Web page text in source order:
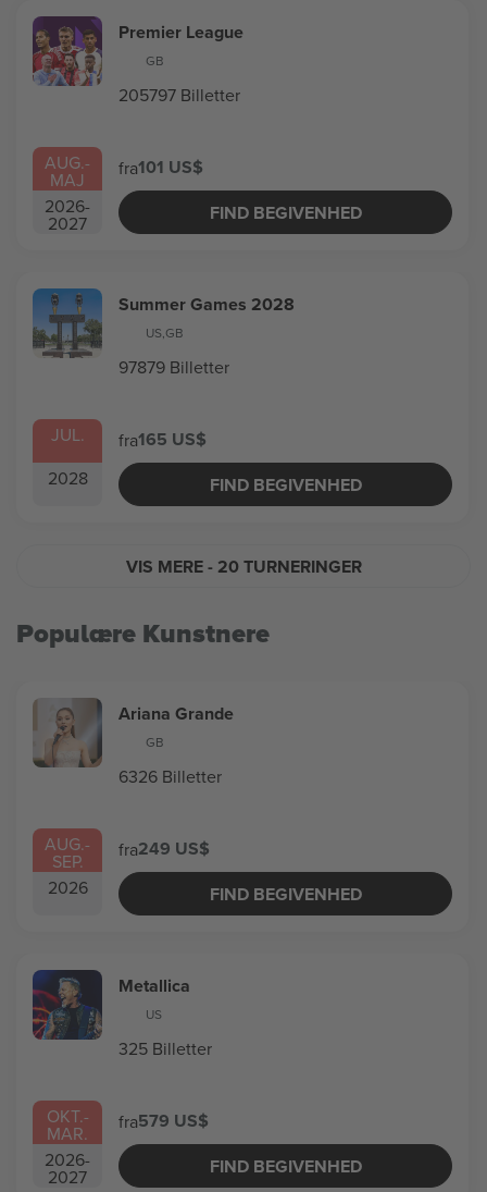
AUG.-
MAJ
2026-
2027
Premier League
GB
205797 Billetter
fra101 US$
FIND BEGIVENHED
JUL.
2028
Summer Games 2028
US,GB
97879 Billetter
fra165 US$
FIND BEGIVENHED
VIS MERE- 20 TURNERINGER
Populære Kunstnere
AUG.-
SEP.
2026
Ariana Grande
GB
6326 Billetter
fra249 US$
FIND BEGIVENHED
OKT.-
MAR.
2026-
2027
Metallica
US
325 Billetter
fra579 US$
FIND BEGIVENHED